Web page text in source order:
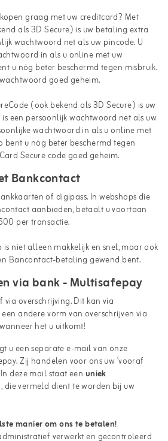
graag met uw creditcard? Met
als 3D Secure) is uw betaling extra
wachtwoord net als uw pincode. U
in als u online met uw
u nóg beter beschermd tegen misbruik.
goed geheim.
(ook bekend als 3D Secure) is uw
een persoonlijk wachtwoord net als uw
wachtwoord in als u online met
bent u nóg beter beschermd tegen
Secure code goed geheim.
Bankcontact
of digipass. In webshops die
aanbieden, betaalt u voortaan
per transactie.
niet alleen makkelijk en snel, maar ook
Bancontact-betaling gewend bent.
via bank - Multisafepay
overschrijving. Dit kan via
andere vorm van overschrijven via
het u uitkomt!
u een separate e-mail van onze
Zij handelen voor ons uw 'vooraf
deze mail staat een uniek
die vermeld dient te worden bij uw
manier om ons te betalen!
verwerkt en gecontroleerd